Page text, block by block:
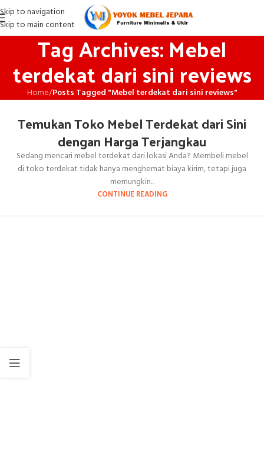
Skip to navigation
Skip to main content
Tag Archives: Mebel
terdekat dari sini reviews
Home/Posts Tagged "Mebel terdekat dari sini reviews"
Temukan Toko Mebel Terdekat dari Sini
dengan Harga Terjangkau
Sedang mencari mebel terdekat dari lokasi Anda? Membeli mebel
di toko terdekat tidak hanya menghemat biaya kirim, tetapi juga
memungkin...
CONTINUE READING